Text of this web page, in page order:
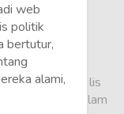
web
politik
bertutur,
alami,
bagi penulis
opini dalam